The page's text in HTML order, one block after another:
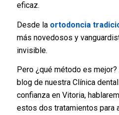
eficaz.
Desde la ortodoncia
más novedosos y
invisible.
Pero ¿qué método es mejor?
blog de nuestra Clínica
confianza en Vitoria,
estos dos tratamientos para